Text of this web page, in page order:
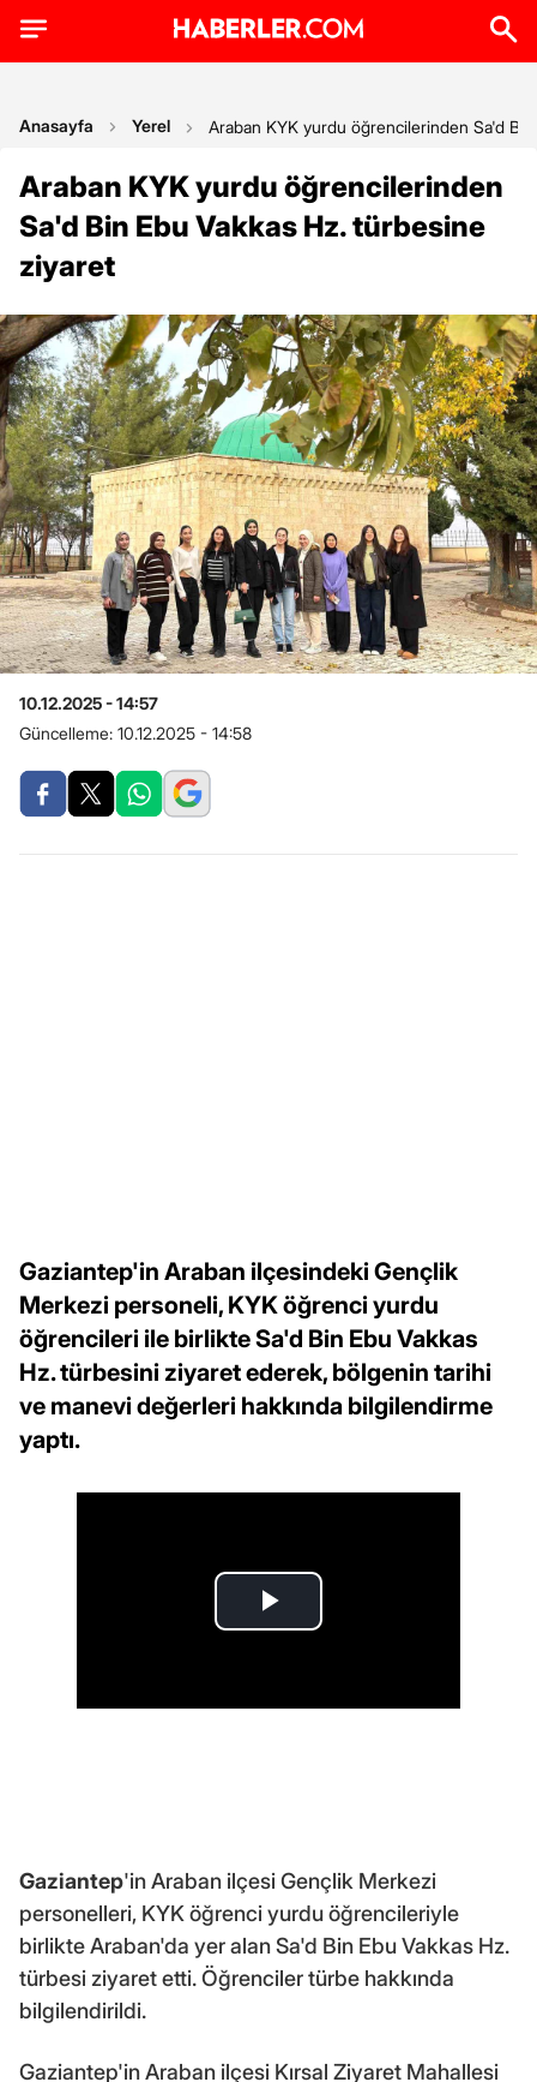
Anasayfa Yerel Araban KYK yurdu öğrencilerinden Sa'd
Araban KYK yurdu öğrencilerinden
Sa'd Bin Ebu Vakkas Hz. türbesine
ziyaret
10.12.2025 - 14:57
Güncelleme: 10.12.2025 - 14:58
Gaziantep'in Araban ilçesindeki Gençlik
Merkezi personeli, KYK öğrenci yurdu
öğrencileri ile birlikte Sa'd Bin Ebu Vakkas
Hz. türbesini ziyaret ederek, bölgenin tarihi
ve manevi değerleri hakkında bilgilendirme
yaptı.
Gaziantep'in Araban ilçesi Gençlik Merkezi
personelleri, KYK öğrenci yurdu öğrencileriyle
birlikte Araban'da yer alan Sa'd Bin Ebu Vakkas Hz.
türbesi ziyaret etti. Öğrenciler türbe hakkında
bilgilendirildi.
Gaziantep'in Araban ilçesi Kırsal Ziyaret Mahallesi